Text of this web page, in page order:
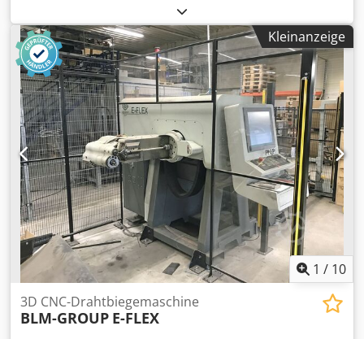
540 kN. Dkjdpfx Aaema S Nrs Hor 4 Normal-
Schlittenaggregate 1 Schmal-Schlittenaggregate
Arbeitsbereich: Drahtstärkebereich: bis 10 mm Bandbreite:
bis 100 mm Einzugslänge: bis 250 mm Leistung: bis
135/min
Kleinanzeige
1 / 10
3D CNC-Drahtbiegemaschine
BLM-GROUP E-FLEX